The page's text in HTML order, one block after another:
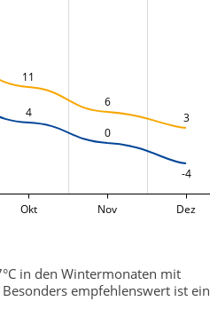
11
6
3
4
0
-4
Okt Nov Dez
in den Wintermonaten mit
empfehlenswert ist ein